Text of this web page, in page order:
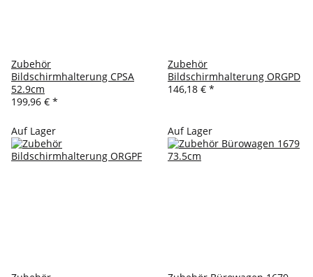
Zubehör
Bildschirmhalterung CPSA
52.9cm
199,96 € *
Zubehör
Bildschirmhalterung ORGPD
146,18 € *
Auf Lager Auf Lager